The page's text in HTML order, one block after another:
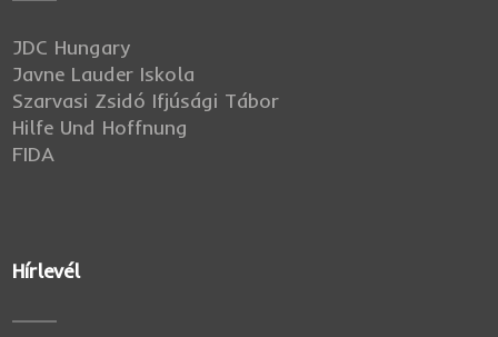
JDC Hungary
Javne Lauder Iskola
Szarvasi Zsidó Ifjúsági Tábor
Hilfe Und Hoffnung
FIDA
Hírlevél